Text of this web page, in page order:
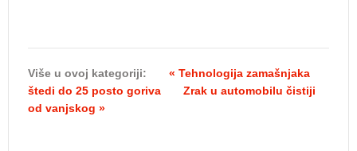
Više u ovoj kategoriji:
« Tehnologija zamašnjaka
štedi do 25 posto goriva
Zrak u automobilu čistiji
od vanjskog »